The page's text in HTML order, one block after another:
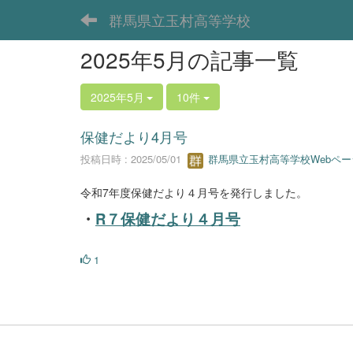
群馬県立玉村高等学校
2025年5月の記事一覧
2025年5月 10件
保健だより4月号
投稿日時 : 2025/05/01 群馬県立玉村高等学校Webペ
令和7年度保健だより４月号を発行しました。
・ R７保健だより４月号
1